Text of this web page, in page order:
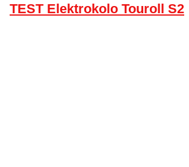
TEST Elektrokolo Touroll S2